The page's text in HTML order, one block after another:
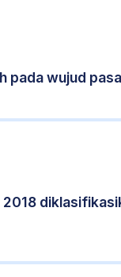
pada wujud